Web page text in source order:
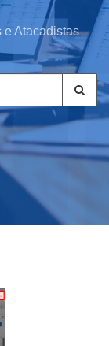
e Atacadistas